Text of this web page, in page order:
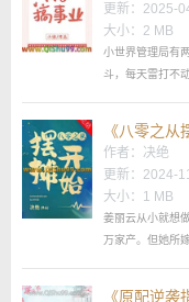
更新：2025-
大小：2 MB
小世界管理局有
斗，每天雷打不
昊之后，顾钧天
《八零之从
作者： 决绝
更新：2024-
大小：1 MB
姜丽云从小就想
万家产。但她所
《原配逆袭